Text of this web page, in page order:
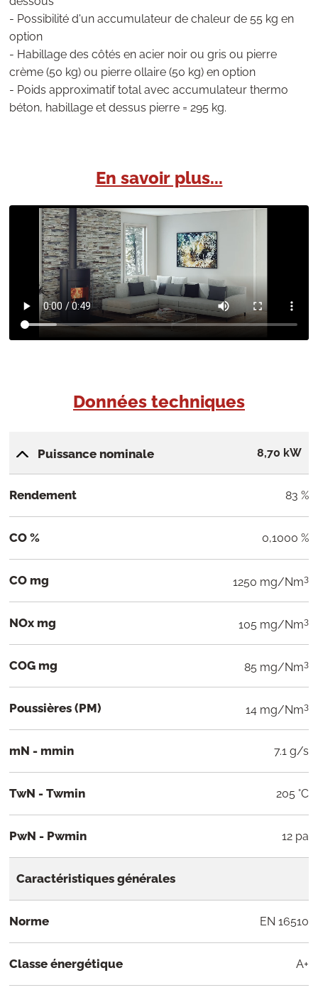
- Possibilité d'un accumulateur de chaleur de 55 kg en
option
- Habillage des côtés en acier noir ou gris ou pierre
crème (50 kg) ou pierre ollaire (50 kg) en option
- Poids approximatif total avec accumulateur thermo
béton, habillage et dessus pierre = 295 kg.
En savoir plus...
Données techniques
Puissance nominale 8,70 kW
Rendement 83 %
CO % 0,1000 %
CO mg 1250 mg/Nm3
NOx mg 105 mg/Nm3
COG mg 85 mg/Nm3
Poussières (PM) 14 mg/Nm3
mN - mmin 7.1 g/s
TwN - Twmin 205 °C
PwN - Pwmin 12 pa
Caractéristiques générales
Norme EN 16510
Classe énergétique A+